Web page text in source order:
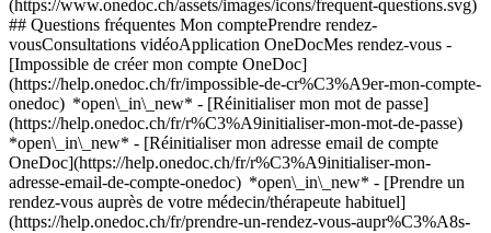
(https://www.onedoc.ch/assets/images/icons/frequent-questions.svg)
## Questions fréquentes Mon comptePrendre rendez-
vousConsultations vidéoApplication OneDocMes rendez-vous -
[Impossible de créer mon compte OneDoc]
(https://help.onedoc.ch/fr/impossible-de-cr%C3%A9er-mon-compte-
onedoc) *open\_in\_new* - [Réinitialiser mon mot de passe]
(https://help.onedoc.ch/fr/r%C3%A9initialiser-mon-mot-de-passe)
*open\_in\_new* - [Réinitialiser mon adresse email de compte
OneDoc](https://help.onedoc.ch/fr/r%C3%A9initialiser-mon-
adresse-email-de-compte-onedoc) *open\_in\_new* - [Prendre un
rendez-vous auprès de votre médecin/thérapeute habituel]
(https://help.onedoc.ch/fr/prendre-un-rendez-vous-aupr%C3%A8s-